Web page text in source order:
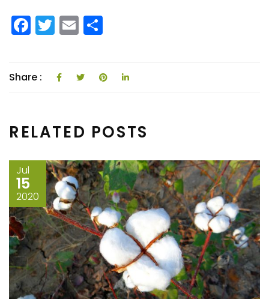
F
a
e
o
o
k
T
w
e
E
m
l p
rti
r
Share :
RELATED POSTS
Jul
15
2020